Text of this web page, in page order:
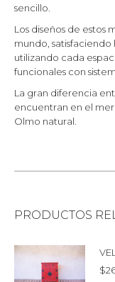
sencillo.
Los diseños de estos
mundo, satisfaciendo
utilizando cada
funcionales con
La gran diferencia
encuentran en el
Olmo natural.
PRODUCTOS
$